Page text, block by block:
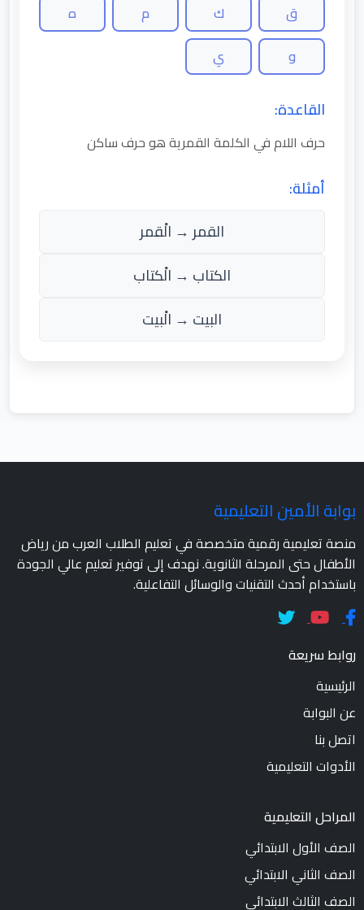
ق
ك م
ه
و
ي
القاعدة:
حرف اللام في الكلمة القمرية هو حرف ساكن
أمثلة:
القمر → الْقمر
الكتاب → الْكتاب
البيت → الْبيت
بوابة الأمين التعليمية
منصة تعليمية رقمية متخصصة في تعليم الطلاب العرب من رياض
الأطفال حتى المرحلة الثانوية. نهدف إلى توفير تعليم عالي الجودة
باستخدام أحدث التقنيات والوسائل التفاعلية.
روابط سريعة
الرئيسية
عن البوابة
اتصل بنا
الأدوات التعليمية
المراحل التعليمية
الصف الأول الابتدائي
الصف الثاني الابتدائي
الصف الثالث الابتدائي